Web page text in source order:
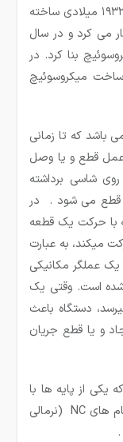
میکروسوئیچ به وسیله پیتر مک گل در سال ۱۹۳۲ میلادی ساخته
می کرد و در سال
بنا کرد. در
میکروسوئیچ
باشد که تا زمانی
عمل قطع و یا وصل
شاسی برداشته
قطع می شود . در
با حرکت یک قطعه
می­کند، به عبارت
یک عملگر مکانیکی
است. وقتی یک
دستگاه باعث
و یا قطع جریان
۳ پایه است که یکی از پایه ها با
نام COM مشخص شده و دو پایه دیگر با نام های NC (نرمالی